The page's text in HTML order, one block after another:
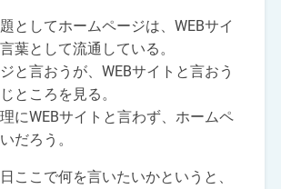
としてホームページは、WEBサイ
葉として流通している。
と言おうが、WEBサイトと言おう
ところを見る。
にWEBサイトと言わず、ホームペ
だろう。
ここで何を言いたいかというと、